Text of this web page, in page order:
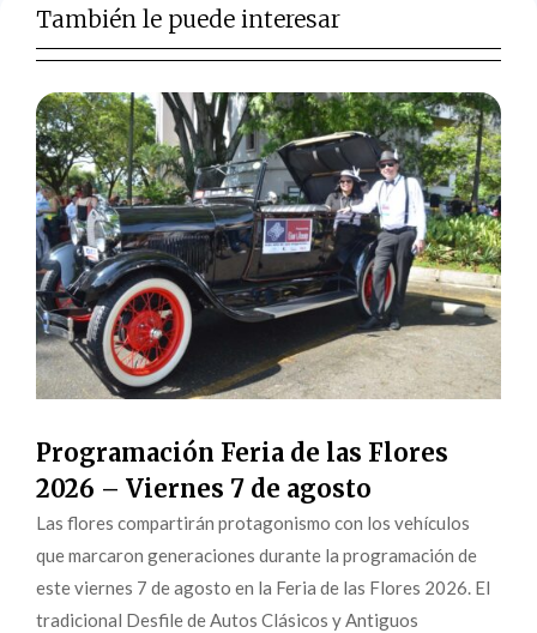
También le puede interesar
Programación Feria de las Flores
2026 – Viernes 7 de agosto
Las flores compartirán protagonismo con los vehículos
que marcaron generaciones durante la programación de
este viernes 7 de agosto en la Feria de las Flores 2026. El
tradicional Desfile de Autos Clásicos y Antiguos